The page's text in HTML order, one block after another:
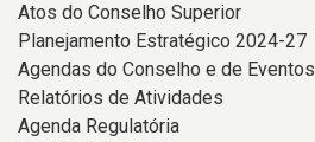
Atos do Conselho Superior
Planejamento Estratégico 2024-27
Agendas do Conselho e de Eventos
Relatórios de Atividades
Agenda Regulatória